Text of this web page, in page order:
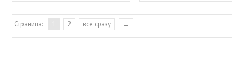
Страница: 1 2 все сразу →